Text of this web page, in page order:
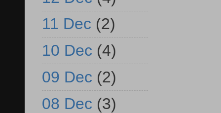
11 Dec (2)
10 Dec (4)
09 Dec (2)
08 Dec (3)